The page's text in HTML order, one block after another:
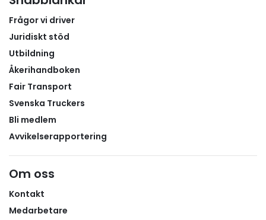
konkurrenskraft, minskar sårbarheten vid störningar
och bidrar till transportsektorns klimatomställning.
Frågor vi driver
Juridiskt stöd
Utbildning
Åkerihandboken
Fair Transport
Svenska Truckers
Bli medlem
Avvikelserapportering
Om oss
Kontakt
Medarbetare